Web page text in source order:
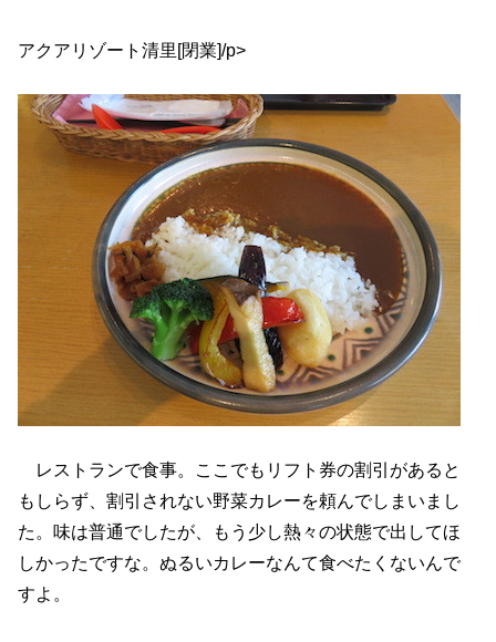
アクアリゾート清里[閉業]/p>
レストランで食事。ここでもリフト券の割引があると
もしらず、割引されない野菜カレーを頼んでしまいまし
た。味は普通でしたが、もう少し熱々の状態で出してほ
しかったですな。ぬるいカレーなんて食べたくないんで
すよ。